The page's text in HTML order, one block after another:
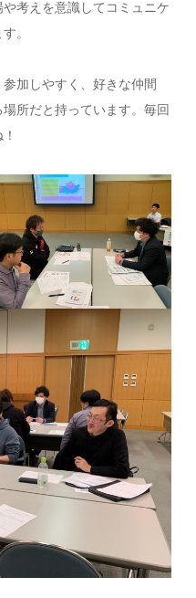
考えを意識してコミュニケ
。
加しやすく、好きな仲間
所だと持っています。毎回